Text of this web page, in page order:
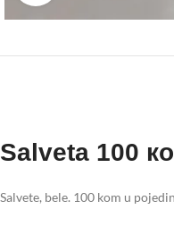
Salveta 100
Salvete, bele. 100 kom u